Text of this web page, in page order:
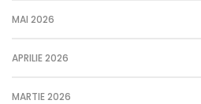
MAI 2026
APRILIE 2026
MARTIE 2026